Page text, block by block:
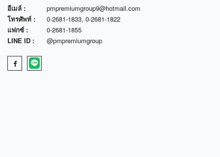
อีเมล์ :
pmpremiumgroup9@hotmail.com
โทรศัพท์ :
0-2681-1833, 0-2681-1822
แฟกซ์ :
0-2681-1855
LINE ID :
@pmpremiumgroup